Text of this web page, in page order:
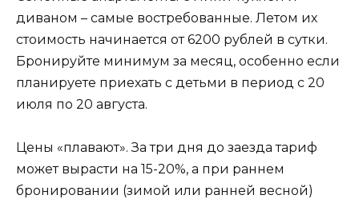
диваном – самые востребованные. Летом их
стоимость начинается от 6200 рублей в сутки.
Бронируйте минимум за месяц, особенно если
планируете приехать с детьми в период с 20
июля по 20 августа.
Цены «плавают». За три дня до заезда тариф
может вырасти на 15-20%, а при раннем
бронировании (зимой или ранней весной)